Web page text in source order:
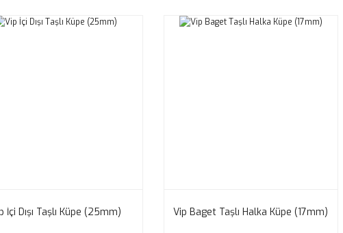
İçi Dışı Taşlı Küpe (25mm) Vip Baget Taşlı Halka Küpe (17mm)